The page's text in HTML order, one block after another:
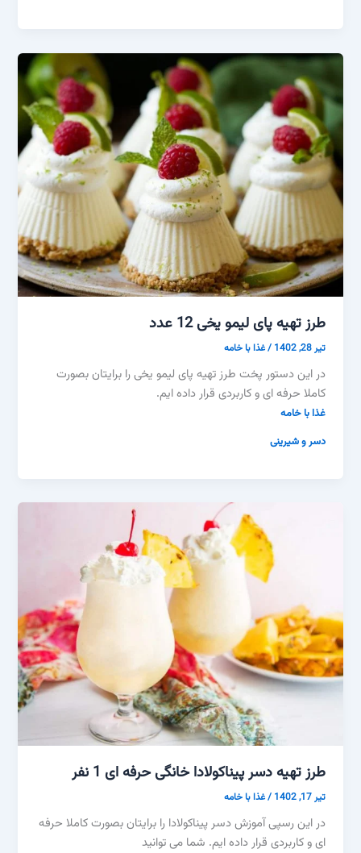
طرز تهیه پای لیمو یخی 12 عدد
تیر 28, 1402 /غذا با خامه
در این دستور پخت طرز تهیه پای لیمو یخی را برایتان بصورت
کاملا حرفه ای و کاربردی قرار داده ایم.
غذا با خامه
دسر و شیرینی
طرز تهیه دسر پیناکولادا خانگی حرفه ای 1 نفر
تیر 17, 1402 /غذا با خامه
در این رسپی آموزش دسر پیناکولادا را برایتان بصورت کاملا حرفه
ای و کاربردی قرار داده ایم. شما می توانید